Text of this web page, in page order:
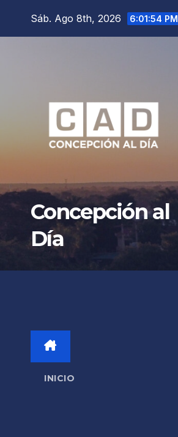
Sáb. Ago 8th, 2026 6:01:55 PM
Concepción al
Día
INICIO